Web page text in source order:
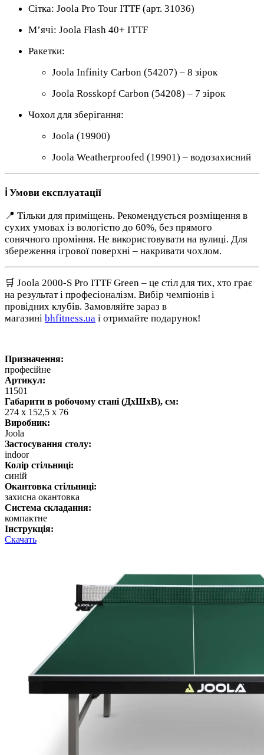
Сітка: Joola Pro Tour ITTF (арт. 31036)
М’ячі: Joola Flash 40+ ITTF
Ракетки:
Joola Infinity Carbon (54207) – 8 зірок
Joola Rosskopf Carbon (54208) – 7 зірок
Чохол для зберігання:
Joola (19900)
Joola Weatherproofed (19901) – водозахисний
ℹ️ Умови експлуатації
📍 Тільки для приміщень. Рекомендується розміщення в
сухих умовах із вологістю до 60%, без прямого
сонячного проміння. Не використовувати на вулиці. Для
збереження ігрової поверхні – накривати чохлом.
🛒 Joola 2000-S Pro ITTF Green – це стіл для тих, хто грає
на результат і професіоналізм. Вибір чемпіонів і
провідних клубів. Замовляйте зараз в
магазині bhfitness.ua і отримайте подарунок!
Призначення:
професійне
Артикул:
11501
Габарити в робочому стані (ДхШхВ), см:
274 x 152,5 x 76
Виробник:
Joola
Застосування столу:
indoor
Колір стільниці:
синій
Окантовка стільниці:
захисна окантовка
Система складання:
компактне
Інструкція:
Скачать